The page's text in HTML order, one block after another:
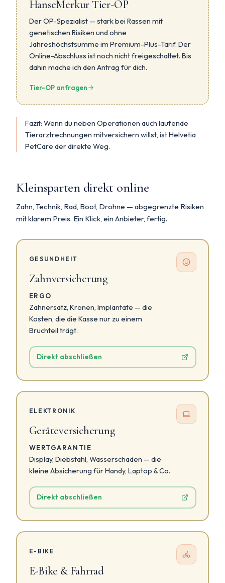
HanseMerkur Tier-OP
Der OP-Spezialist — stark bei Rassen mit
genetischen Risiken und ohne
Jahreshöchstsumme im Premium-Plus-Tarif. Der
Online-Abschluss ist noch nicht freigeschaltet. Bis
dahin mache ich den Antrag für dich.
Tier-OP anfragen
Fazit: Wenn du neben Operationen auch laufende
Tierarztrechnungen mitversichern willst, ist Helvetia
PetCare der direkte Weg.
Kleinsparten direkt online
Zahn, Technik, Rad, Boot, Drohne — abgegrenzte Risiken
mit klarem Preis. Ein Klick, ein Anbieter, fertig.
GESUNDHEIT
Zahnversicherung
ERGO
Zahnersatz, Kronen, Implantate — die
Kosten, die die Kasse nur zu einem
Bruchteil trägt.
Direkt abschließen
ELEKTRONIK
Geräteversicherung
WERTGARANTIE
Display, Diebstahl, Wasserschaden — die
kleine Absicherung für Handy, Laptop & Co.
Direkt abschließen
E-BIKE
E-Bike & Fahrrad